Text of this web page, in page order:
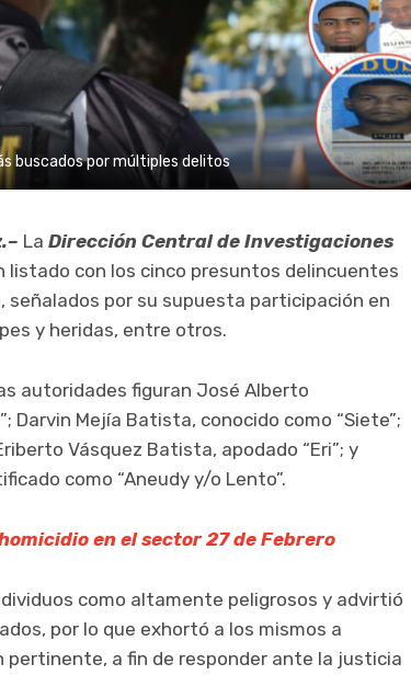
buscados por múltiples delitos
La Dirección Central de Investigaciones
listado con los cinco presuntos delincuentes
señalados por su supuesta participación en
y heridas, entre otros.
autoridades figuran José Alberto
Darvin Mejía Batista, conocido como “Siete”;
Vásquez Batista, apodado “Eri”; y
como “Aneudy y/o Lento”.
en el sector 27 de Febrero
como altamente peligrosos y advirtió
por lo que exhortó a los mismos a
pertinente, a fin de responder ante la justicia